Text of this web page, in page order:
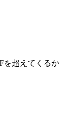
を超えてくるか